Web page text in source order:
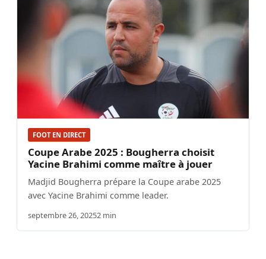
FOOT EN DIRECT
Coupe Arabe 2025 : Bougherra choisit
Yacine Brahimi comme maître à jouer
Madjid Bougherra prépare la Coupe arabe 2025
avec Yacine Brahimi comme leader.
septembre 26, 20252 min